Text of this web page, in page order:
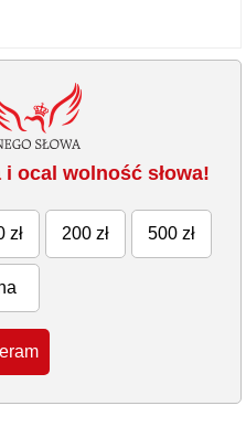
ocal wolność słowa!
zł 200 zł 500 zł